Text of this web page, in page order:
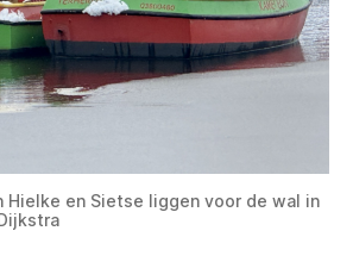
Hielke en Sietse liggen voor de wal in